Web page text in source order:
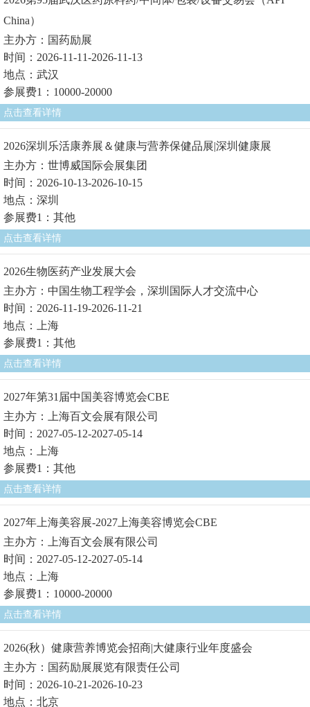
China）
主办方：国药励展
时间：2026-11-11-2026-11-13
地点：武汉
参展费1：10000-20000
点击查看详情
2026深圳乐活康养展＆健康与营养保健品展|深圳健康展
主办方：世博威国际会展集团
时间：2026-10-13-2026-10-15
地点：深圳
参展费1：其他
点击查看详情
2026生物医药产业发展大会
主办方：中国生物工程学会，深圳国际人才交流中心
时间：2026-11-19-2026-11-21
地点：上海
参展费1：其他
点击查看详情
2027年第31届中国美容博览会CBE
主办方：上海百文会展有限公司
时间：2027-05-12-2027-05-14
地点：上海
参展费1：其他
点击查看详情
2027年上海美容展-2027上海美容博览会CBE
主办方：上海百文会展有限公司
时间：2027-05-12-2027-05-14
地点：上海
参展费1：10000-20000
点击查看详情
2026(秋）健康营养博览会招商|大健康行业年度盛会
主办方：国药励展展览有限责任公司
时间：2026-10-21-2026-10-23
地点：北京